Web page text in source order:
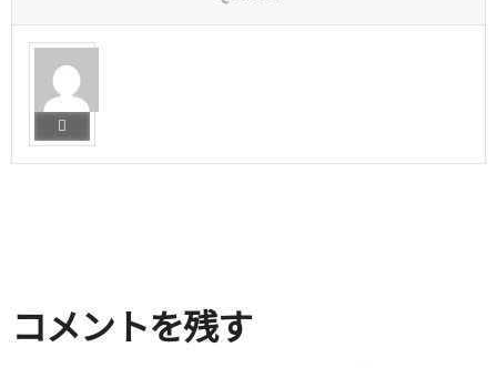
コメントを残す